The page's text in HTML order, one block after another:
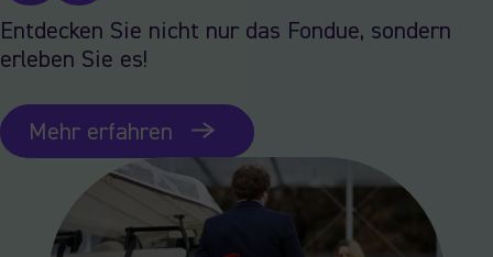
Entdecken Sie nicht nur das Fondue, sondern
erleben Sie es!
Mehr erfahren